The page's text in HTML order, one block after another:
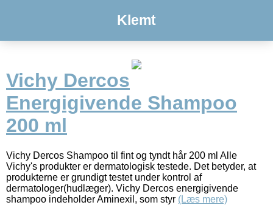
Klemt
Vichy Dercos
Energigivende Shampoo
200 ml
Vichy Dercos Shampoo til fint og tyndt hår 200 ml Alle
Vichy's produkter er dermatologisk testede. Det betyder, at
produkterne er grundigt testet under kontrol af
dermatologer(hudlæger). Vichy Dercos energigivende
shampoo indeholder Aminexil, som styr (Læs mere)